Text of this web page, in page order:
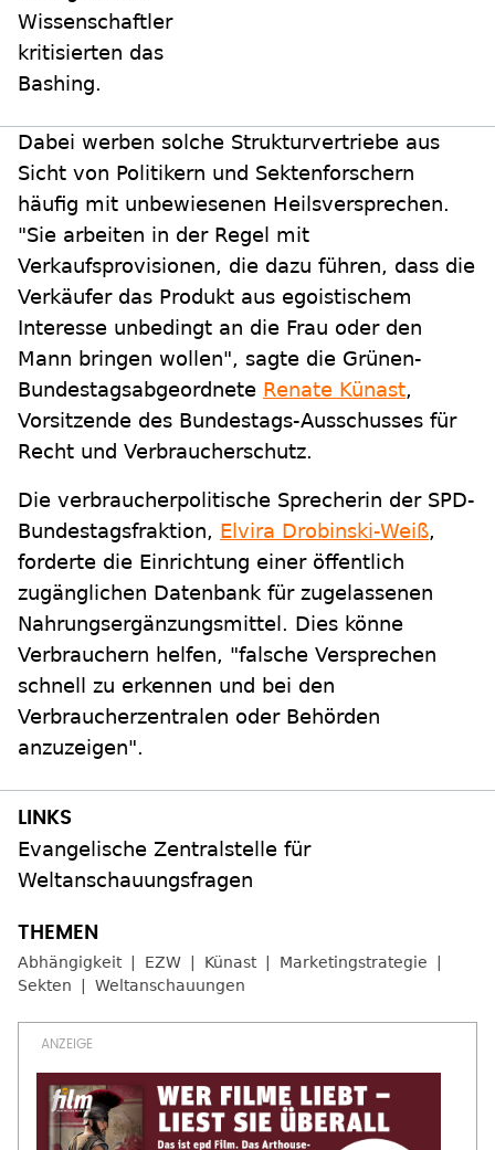
Wissenschaftler
kritisierten das
Bashing.
Dabei werben solche Strukturvertriebe aus
Sicht von Politikern und Sektenforschern
häufig mit unbewiesenen Heilsversprechen.
"Sie arbeiten in der Regel mit
Verkaufsprovisionen, die dazu führen, dass die
Verkäufer das Produkt aus egoistischem
Interesse unbedingt an die Frau oder den
Mann bringen wollen", sagte die Grünen-
Bundestagsabgeordnete Renate Künast,
Vorsitzende des Bundestags-Ausschusses für
Recht und Verbraucherschutz.
Die verbraucherpolitische Sprecherin der SPD-
Bundestagsfraktion, Elvira Drobinski-Weiß,
forderte die Einrichtung einer öffentlich
zugänglichen Datenbank für zugelassenen
Nahrungsergänzungsmittel. Dies könne
Verbrauchern helfen, "falsche Versprechen
schnell zu erkennen und bei den
Verbraucherzentralen oder Behörden
anzuzeigen".
Evangelische Zentralstelle für
Weltanschauungsfragen
Abhängigkeit EZW Künast
Marketingstrategie
Sekten
Weltanschauungen